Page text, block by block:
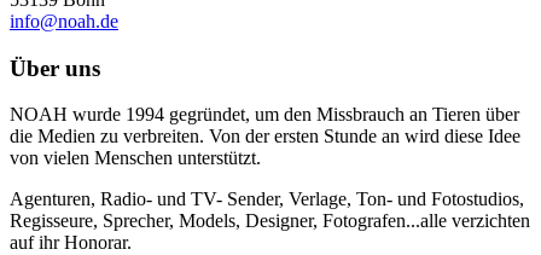
info@noah.de
Über uns
NOAH wurde 1994 gegründet, um den Missbrauch an Tieren über
die Medien zu verbreiten. Von der ersten Stunde an wird diese Idee
von vielen Menschen unterstützt.
Agenturen, Radio- und TV- Sender, Verlage, Ton- und Fotostudios,
Regisseure, Sprecher, Models, Designer, Fotografen...alle verzichten
auf ihr Honorar.